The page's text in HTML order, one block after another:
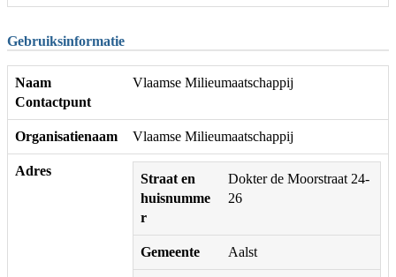
Gebruiksinformatie
Naam
Contactpunt
Vlaamse Milieumaatschappij
Organisatienaam Vlaamse Milieumaatschappij
Adres
Straat en
huisnumme
r
Dokter de Moorstraat 24-
26
Gemeente Aalst